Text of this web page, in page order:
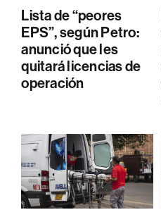
Lista de “peores
EPS”, según Petro:
anunció que les
quitará licencias de
operación